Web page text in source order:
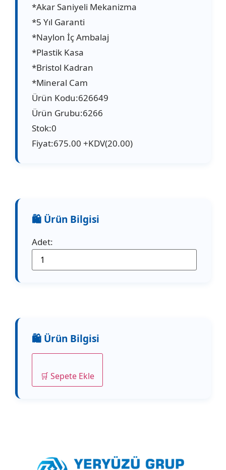
*Akar Saniyeli Mekanizma
*5 Yıl Garanti
*Naylon İç Ambalaj
*Plastik Kasa
*Bristol Kadran
*Mineral Cam
Ürün Kodu:626649
Ürün Grubu:6266
Stok:0
Fiyat:675.00 +KDV(20.00)
Adet:
🛒 Sepete Ekle